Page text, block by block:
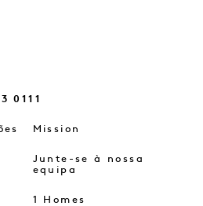
0111
Mission
Junte-se à nossa
equipa
1 Homes